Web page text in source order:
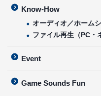
Know-How
オーディオ／ホーム
ファイル再生（PC・
Event
Game Sounds Fun